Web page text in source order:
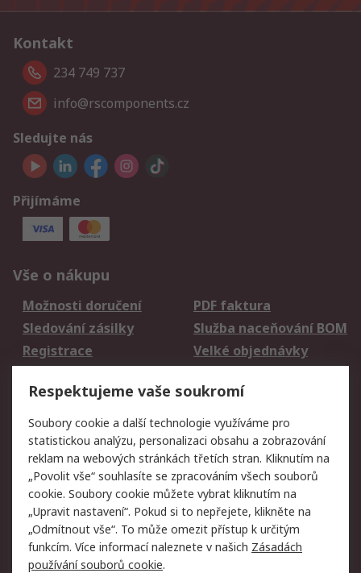
Kontakt
234 749 737
info@rscomponents.cz
Sledujte nás
Přijímáme
Vše o nákupu
Možnosti doručení
PDF faktura
Sledování zásilky
Služba naceňování BOM
Registrace
Velké objednávky
Právní
Autorská práva
Obchodní podmínky
společnosti RS
Prohlášení o ochraně
údajů
Zabezpečení
elektronické pošty
Zásady pro soubory
cookie
Zásady ochrany
osobních údajů
Respektujeme vaše soukromí
Soubory cookie a další technologie využíváme pro
statistickou analýzu, personalizaci obsahu a zobrazování
reklam na webových stránkách třetích stran. Kliknutím na
„Povolit vše“ souhlasíte se zpracováním všech souborů
cookie. Soubory cookie můžete vybrat kliknutím na
„Upravit nastavení“. Pokud si to nepřejete, klikněte na
„Odmítnout vše“. To může omezit přístup k určitým
funkcím. Více informací naleznete v našich Zásadách
používání souborů cookie.